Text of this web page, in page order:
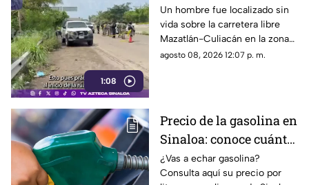
1:08
sin vida sobre la
carretera libre en El
Venadillo, Mazatlán
Un hombre fue localizado sin
vida sobre la carretera libre
Mazatlán-Culiacán en la zona
de El Venadillo al norte del
agosto 08, 2026 12:07 p. m.
Precio de la gasolina en
Sinaloa: conoce cuánto
cuesta el combustible
hoy sábado 8 de agosto
¿Vas a echar gasolina?
Consulta aquí su precio por